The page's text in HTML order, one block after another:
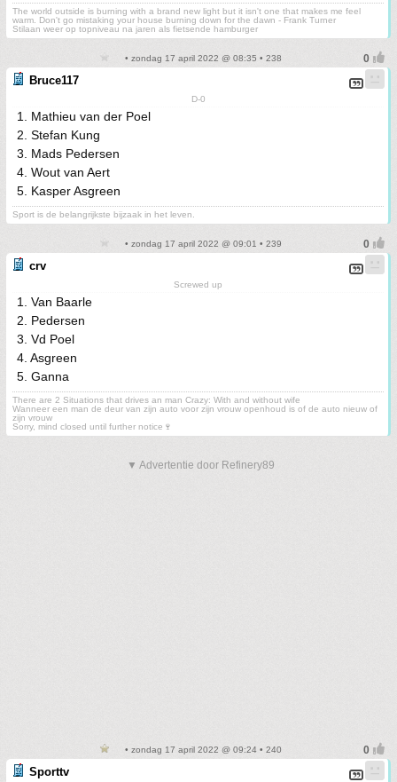
The world outside is burning with a brand new light but it isn't one that makes me feel
warm. Don't go mistaking your house burning down for the dawn - Frank Turner
Stilaan weer op topniveau na jaren als fietsende hamburger
• zondag 17 april 2022 @ 08:35 • 238
Bruce117
D-0
1. Mathieu van der Poel
2. Stefan Kung
3. Mads Pedersen
4. Wout van Aert
5. Kasper Asgreen
Sport is de belangrijkste bijzaak in het leven.
• zondag 17 april 2022 @ 09:01 • 239
crv
Screwed up
1. Van Baarle
2. Pedersen
3. Vd Poel
4. Asgreen
5. Ganna
There are 2 Situations that drives an man Crazy: With and without wife
Wanneer een man de deur van zijn auto voor zijn vrouw openhoud is of de auto nieuw of
zijn vrouw
Sorry, mind closed until further notice🍷
▼ Advertentie door Refinery89
• zondag 17 april 2022 @ 09:24 • 240
Sporttv